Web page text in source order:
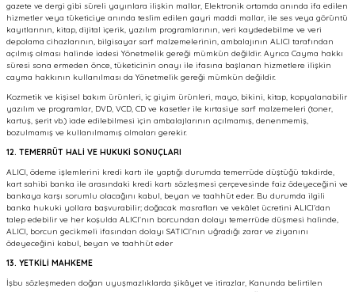
gazete ve dergi gibi süreli yayınlara ilişkin mallar, Elektronik ortamda anında ifa edilen
hizmetler veya tüketiciye anında teslim edilen gayri maddi mallar, ile ses veya görüntü
kayıtlarının, kitap, dijital içerik, yazılım programlarının, veri kaydedebilme ve veri
depolama cihazlarının, bilgisayar sarf malzemelerinin, ambalajının ALICI tarafından
açılmış olması halinde iadesi Yönetmelik gereği mümkün değildir. Ayrıca Cayma hakkı
süresi sona ermeden önce, tüketicinin onayı ile ifasına başlanan hizmetlere ilişkin
cayma hakkının kullanılması da Yönetmelik gereği mümkün değildir.
Kozmetik ve kişisel bakım ürünleri, iç giyim ürünleri, mayo, bikini, kitap, kopyalanabilir
yazılım ve programlar, DVD, VCD, CD ve kasetler ile kırtasiye sarf malzemeleri (toner,
kartuş, şerit vb.) iade edilebilmesi için ambalajlarının açılmamış, denenmemiş,
bozulmamış ve kullanılmamış olmaları gerekir.
12. TEMERRÜT HALİ VE HUKUKİ SONUÇLARI
ALICI, ödeme işlemlerini kredi kartı ile yaptığı durumda temerrüde düştüğü takdirde,
kart sahibi banka ile arasındaki kredi kartı sözleşmesi çerçevesinde faiz ödeyeceğini ve
bankaya karşı sorumlu olacağını kabul, beyan ve taahhüt eder. Bu durumda ilgili
banka hukuki yollara başvurabilir; doğacak masrafları ve vekâlet ücretini ALICI’dan
talep edebilir ve her koşulda ALICI’nın borcundan dolayı temerrüde düşmesi halinde,
ALICI, borcun gecikmeli ifasından dolayı SATICI’nın uğradığı zarar ve ziyanını
ödeyeceğini kabul, beyan ve taahhüt eder
13. YETKİLİ MAHKEME
İşbu sözleşmeden doğan uyuşmazlıklarda şikâyet ve itirazlar, Kanunda belirtilen